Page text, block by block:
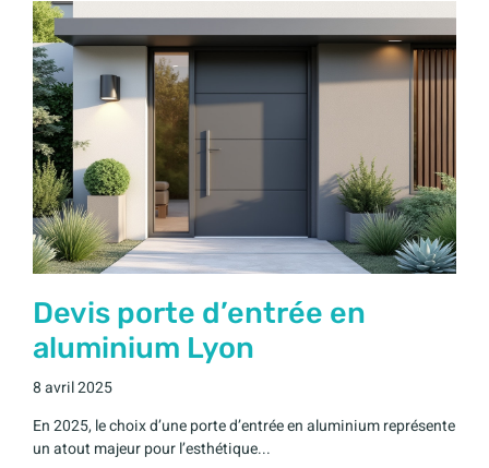
Devis porte d’entrée en
aluminium Lyon
8 avril 2025
En 2025, le choix d’une porte d’entrée en aluminium représente
un atout majeur pour l’esthétique...